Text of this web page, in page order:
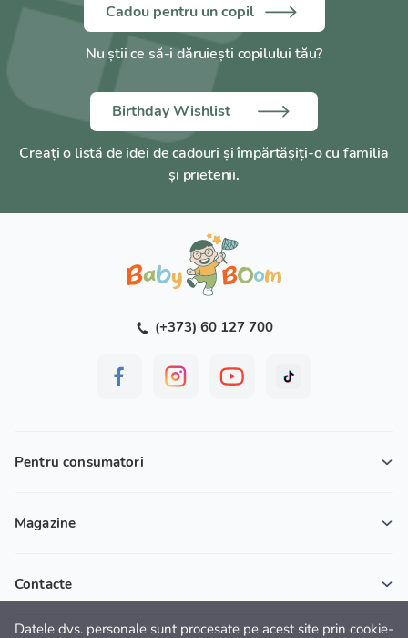
Cadou pentru un copil
Nu știi ce să-i dăruiești copilului tău?
Birthday Wishlist
Creați o listă de idei de cadouri și împărtășiți-o cu familia
și prietenii.
(+373) 60 127 700
Pentru consumatori
Magazine
Contacte
Datele dvs. personale sunt procesate pe acest site prin cookie-